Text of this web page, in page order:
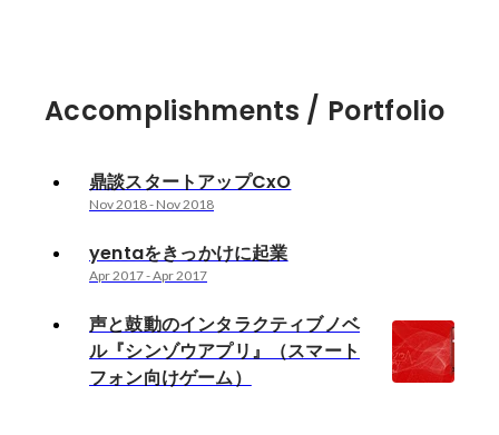
Accomplishments / Portfolio
鼎談スタートアップCxO
Nov 2018- Nov 2018
yentaをきっかけに起業
Apr 2017-Apr 2017
声と鼓動のインタラクティブノベ
ル『シンゾウアプリ』（スマート
フォン向けゲーム）